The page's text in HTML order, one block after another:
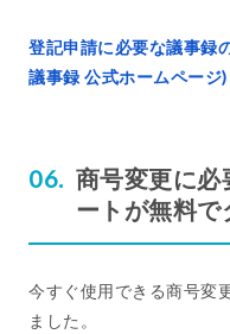
登記申請に必要な議事録
議事録 公式ホームページ)
商号変更に必
ートが無料
今すぐ使用できる商号変
ました。